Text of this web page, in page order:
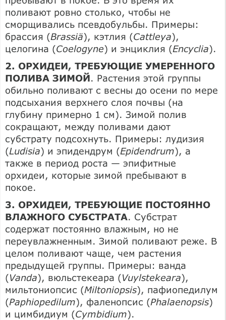
поливают ровно столько, чтобы не
сморщивались псевдобульбы. Примеры:
брассия (Brassiä), кэтлия (Cattleya),
целогина (Coelogyne) и энциклия (Encyclia).
2. ОРХИДЕИ, ТРЕБУЮЩИЕ УМЕРЕННОГО
ПОЛИВА ЗИМОЙ. Растения этой группы
обильно поливают с весны до осени по мере
подсыхания верхнего слоя почвы (на
глубину примерно 1 см). Зимой полив
сокращают, между поливами дают
субстрату подсохнуть. Примеры: лудизия
(Ludisia) и эпидендрум (Epidendrum), а
также в период роста — эпифитные
орхидеи, которые зимой пребывают в
покое.
3. ОРХИДЕИ, ТРЕБУЮЩИЕ ПОСТОЯННО
ВЛАЖНОГО СУБСТРАТА. Субстрат
содержат постоянно влажным, но не
переувлажненным. Зимой поливают реже. В
целом поливают чаще, чем растения
предыдущей группы. Примеры: ванда
(Vanda), вюльстекеара (Vuylstekeara),
мильтониопсис (Miltoniopsis), пафиопедилум
(Paphiopedilum), фаленопсис (Phalaenopsis)
и цимбидиум (Cymbidium).